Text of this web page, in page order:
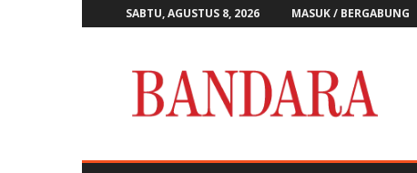
SABTU, AGUSTUS 8, 2026 MASUK / BERGABUNG
Bandara